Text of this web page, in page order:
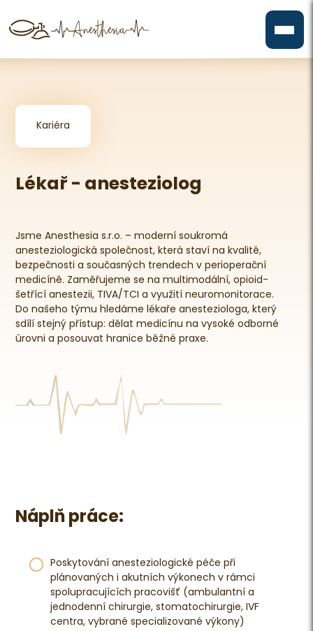
Kariéra
Lékař - anesteziolog
Jsme Anesthesia s.r.o. – moderní soukromá
anesteziologická společnost, která staví na kvalitě,
bezpečnosti a současných trendech v perioperační
medicíně. Zaměřujeme se na multimodální, opioid-
šetřící anestezii, TIVA/TCI a využití neuromonitorace.
Do našeho týmu hledáme lékaře anesteziologa, který
sdílí stejný přístup: dělat medicínu na vysoké odborné
úrovni a posouvat hranice běžné praxe.
Náplň práce:
Poskytování anesteziologické péče při
plánovaných i akutních výkonech v rámci
spolupracujících pracovišť (ambulantní a
jednodenní chirurgie, stomatochirurgie, IVF
centra, vybrané specializované výkony)